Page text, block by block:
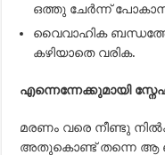
ഒത്തു ചേര്‍ന്ന്
വൈവാഹിക
കഴിയാതെ വരിക.
എന്നെന്നേക്കുമായി
മരണം വരെ നീണ്ടു
അതുകൊണ്ട് തന്നെ ആ